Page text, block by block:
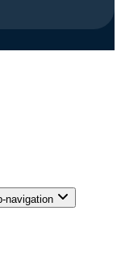
navigation